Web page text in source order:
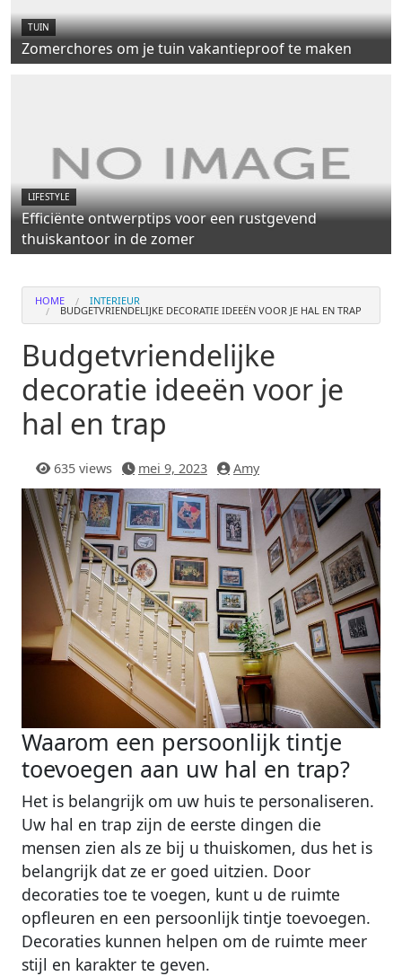
TUIN
Zomerchores om je tuin vakantieproof te maken
LIFESTYLE
Efficiënte ontwerptips voor een rustgevend
thuiskantoor in de zomer
HOME INTERIEUR
BUDGETVRIENDELIJKE DECORATIE IDEEËN VOOR JE HAL EN TRAP
Budgetvriendelijke
decoratie ideeën voor je
hal en trap
635 views mei 9, 2023 Amy
Waarom een persoonlijk tintje
toevoegen aan uw hal en trap?
Het is belangrijk om uw huis te personaliseren.
Uw hal en trap zijn de eerste dingen die
mensen zien als ze bij u thuiskomen, dus het is
belangrijk dat ze er goed uitzien. Door
decoraties toe te voegen, kunt u de ruimte
opfleuren en een persoonlijk tintje toevoegen.
Decoraties kunnen helpen om de ruimte meer
stijl en karakter te geven.